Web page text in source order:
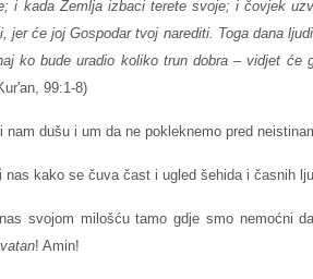
i kada Zemlja izbaci terete svoje; i čovjek
jer će joj Gospodar tvoj narediti. Toga dana
ko bude uradio koliko trun dobra – vidjet će
99:1-8)
dušu i um da ne pokleknemo pred
nas kako se čuva čast i ugled šehida i časnih
svojom milošću tamo gdje smo nemoćni
vatan! Amin!